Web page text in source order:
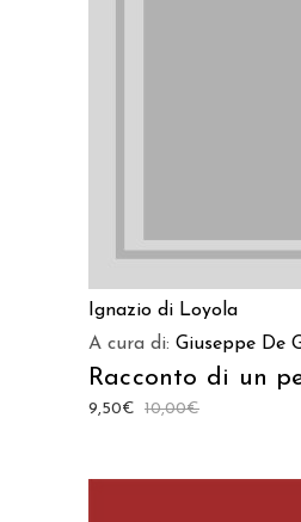
Ignazio di Loyola
A cura di: Giuseppe De
Racconto di un
10,00€
9,50€